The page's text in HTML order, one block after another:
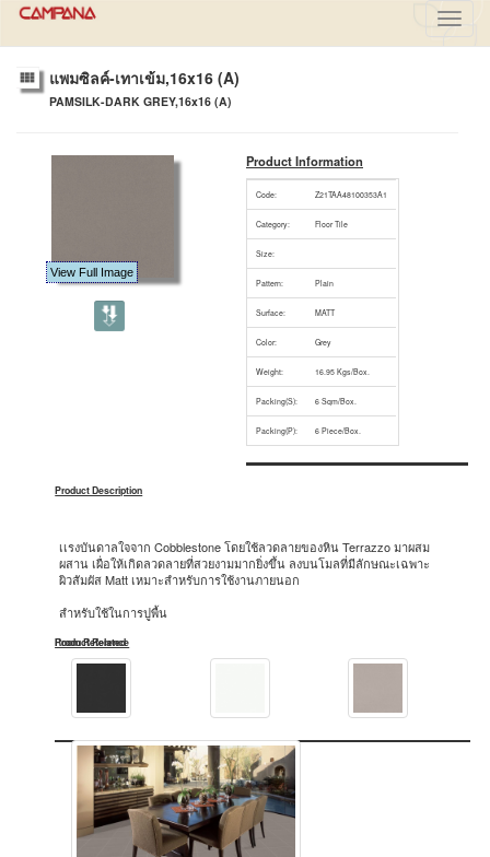
แพมซิลค์-เทาเข้ม,16x16 (A)
PAMSILK-DARK GREY,16x16 (A)
Product Information
Code: Z21TAA48100353A1
Category: Floor Tile
Size:
Pattern: Plain
Surface: MATT
Color: Grey
Weight: 16.95 Kgs/Box.
Packing(S): 6 Sqm/Box.
Packing(P): 6 Piece/Box.
Product Description
เเรงบันดาลใจจาก Cobblestone โดยใช้ลวดลายของหิน Terrazzo มาผสม
ผสาน เผื่อให้เกิดลวดลายที่สวยงามมากยิ่งขึ้น ลงบนโมลที่มีลักษณะเฉพาะ
ผิวสัมผัส Matt เหมาะสำหรับการใช้งานภายนอก
สำหรับใช้ในการปูพื้น
Product Related
Room Reference
View Full Image